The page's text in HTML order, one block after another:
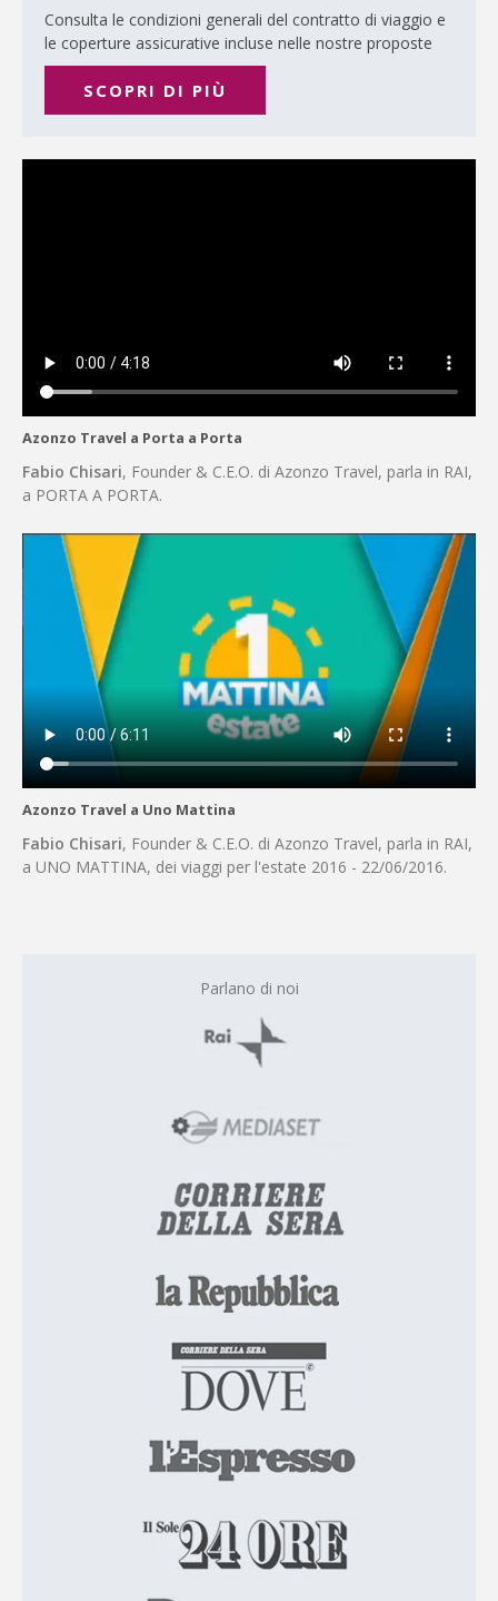
Consulta le condizioni generali del contratto di viaggio e
le coperture assicurative incluse nelle nostre proposte
SCOPRI DI PIÙ
Azonzo Travel a Porta a Porta
Fabio Chisari, Founder & C.E.O. di Azonzo Travel, parla in RAI,
a PORTA A PORTA.
Azonzo Travel a Uno Mattina
Fabio Chisari, Founder & C.E.O. di Azonzo Travel, parla in RAI,
a UNO MATTINA, dei viaggi per l'estate 2016 - 22/06/2016.
Parlano di noi